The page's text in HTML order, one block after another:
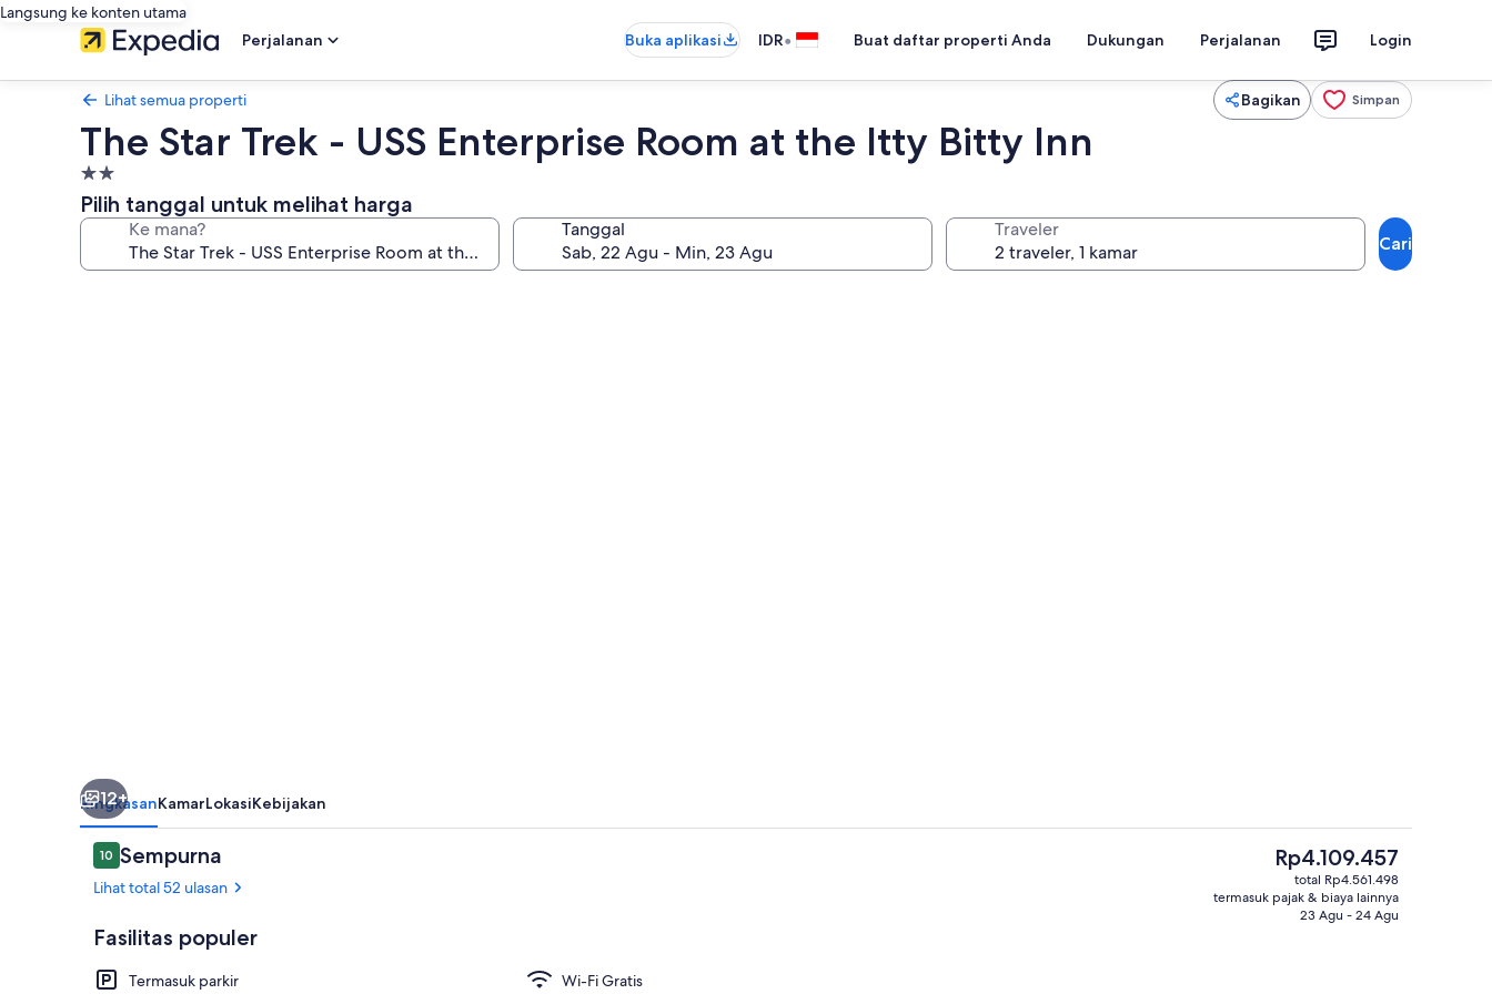
Langsung ke konten utama
Perjalanan
Buka aplikasi IDR• Buat daftar properti Anda Dukungan Perjalanan Login
Lihat semua properti Bagikan Simpan
The Star Trek - USS Enterprise Room at the Itty Bitty Inn
Properti
bintang
2.0
Pilih tanggal untuk melihat harga
Ke mana? Tanggal Traveler
Cari
Meja kerja, setrika/meja setrika, dan
12+
RingkasanKamarLokasiKebijakan
Ulasan
1010 dari 10
Sempurna
Lihat total 52 ulasan
Fasilitas populer
Termasuk parkir
Wi-Fi Gratis
Harga
saat
ini
Rp4.109.457
Rp4.109.457
total Rp4.561.498
termasuk pajak & biaya lainnya
23 Agu - 24 Agu